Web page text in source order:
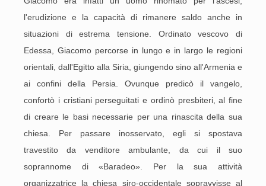
l'erudizione e la capacità di rimanere saldo anche in
situazioni di estrema tensione. Ordinato vescovo di
Edessa, Giacomo percorse in lungo e in largo le regioni
orientali, dall'Egitto alla Siria, giungendo sino all'Armenia e
ai confini della Persia. Ovunque predicò il vangelo,
confortò i cristiani perseguitati e ordinò presbiteri, al fine
di creare le basi necessarie per una rinascita della sua
chiesa. Per passare inosservato, egli si spostava
travestito da venditore ambulante, da cui il suo
soprannome di «Baradeo». Per la sua attività
organizzatrice la chiesa siro-occidentale sopravvisse al